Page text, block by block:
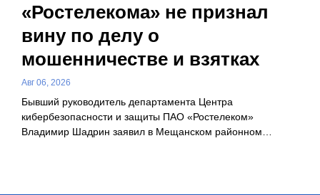
«Ростелекома» не признал
вину по делу о
мошенничестве и взятках
Авг 06, 2026
Бывший руководитель департамента Центра
кибербезопасности и защиты ПАО «Ростелеком»
Владимир Шадрин заявил в Мещанском районном…